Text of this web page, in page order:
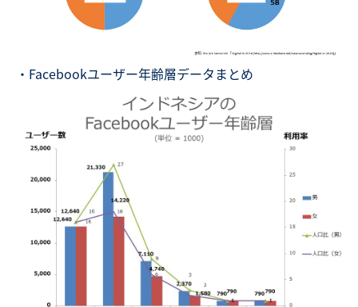
・Facebookユーザー年齢層データまとめ